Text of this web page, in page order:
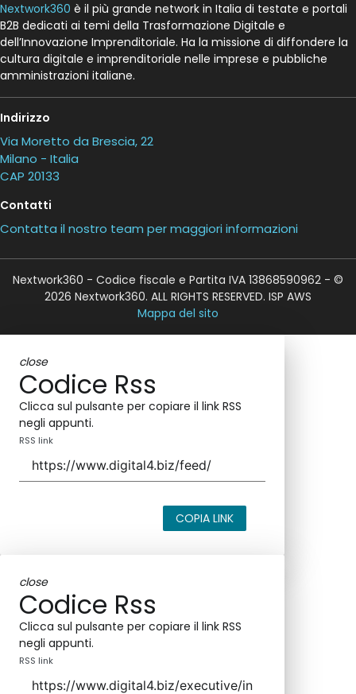
Nextwork360 è il più grande network in Italia di testate e portali
B2B dedicati ai temi della Trasformazione Digitale e
dell’Innovazione Imprenditoriale. Ha la missione di diffondere la
cultura digitale e imprenditoriale nelle imprese e pubbliche
amministrazioni italiane.
Indirizzo
Via Moretto da Brescia, 22
Milano - Italia
CAP 20133
Contatti
Contatta il nostro team per maggiori informazioni
Nextwork360 - Codice fiscale e Partita IVA 13868590962 - ©
2026 Nextwork360. ALL RIGHTS RESERVED. ISP AWS
Mappa del sito
close
Codice Rss
Clicca sul pulsante per copiare il link RSS
negli appunti.
RSS link
COPIA LINK
close
Codice Rss
Clicca sul pulsante per copiare il link RSS
negli appunti.
RSS link